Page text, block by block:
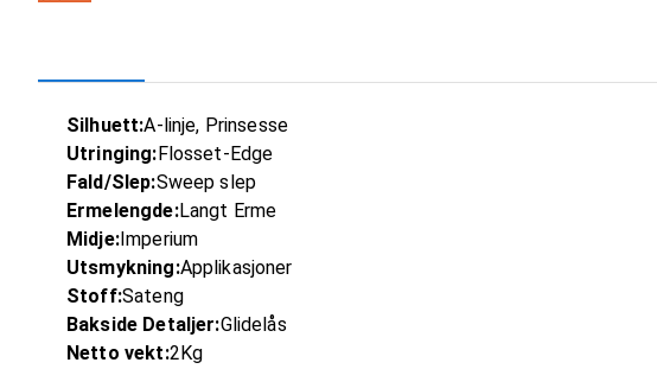
Silhuett:A-linje, Prinsesse
Utringing: Flosset-Edge
Fald/Slep:Sweep slep
Ermelengde:Langt Erme
Midje:Imperium
Utsmykning:Applikasjoner
Stoff:Sateng
Bakside Detaljer:Glidelås
Netto vekt:2Kg